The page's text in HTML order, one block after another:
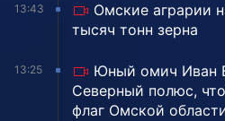
13:43
Омские аграрии
тысяч тонн зерна
13:25
Юный омич Иван
Северный полюс,
флаг Омской